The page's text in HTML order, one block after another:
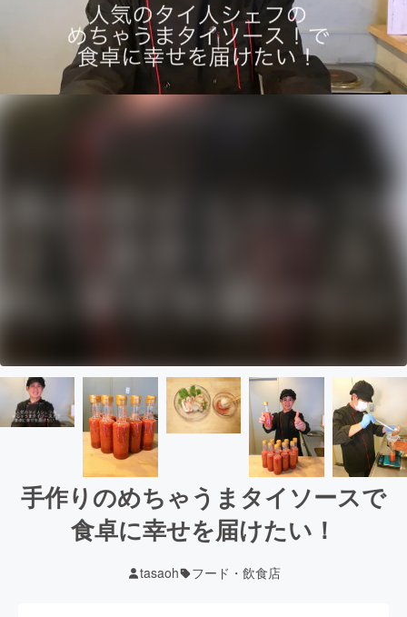
手作りのめちゃうまタイソースで
食卓に幸せを届けたい！
tasaoh フード・飲食店